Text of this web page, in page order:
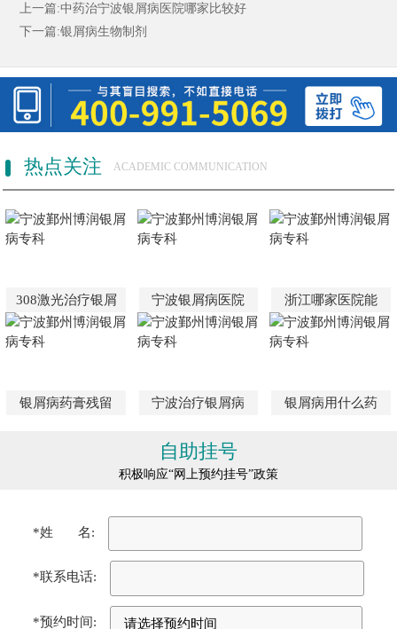
上一篇:中药治宁波银屑病医院哪家比较好
下一篇:银屑病生物制剂
热点关注 ACADEMIC COMMUNICATION
308激光治疗银屑 宁波银屑病医院 浙江哪家医院能
银屑病药膏残留 宁波治疗银屑病 银屑病用什么药
自助挂号
积极响应“网上预约挂号”政策
*姓 名:
*联系电话:
*预约时间: